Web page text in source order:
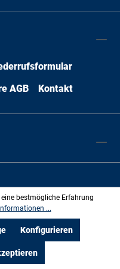
AGB Kontakt
zzgl.
wenn nicht
bestmögliche Erfahrung
...
Konfigurieren